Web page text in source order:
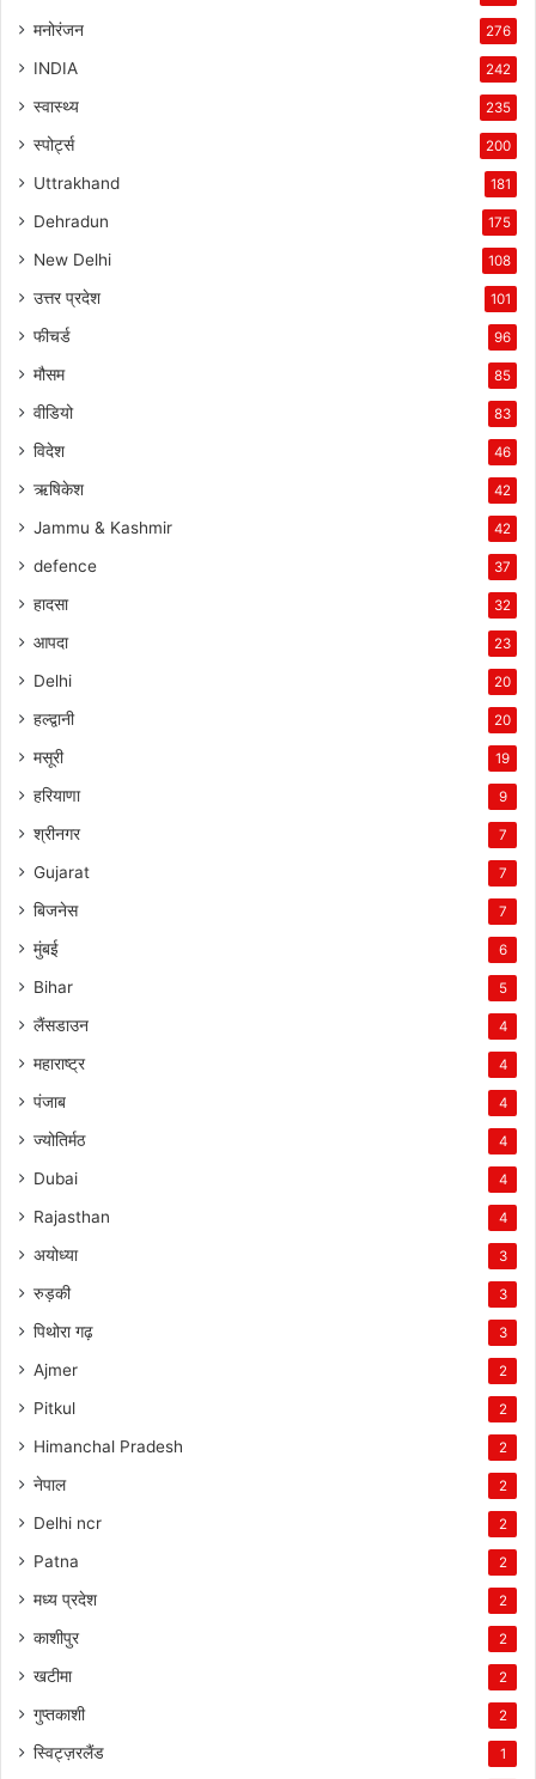
मनोरंजन 276
INDIA 242
स्वास्थ्य 235
स्पोर्ट्स 200
Uttrakhand 181
Dehradun 175
New Delhi 108
उत्तर प्रदेश 101
फीचर्ड 96
मौसम 85
वीडियो 83
विदेश 46
ऋषिकेश 42
Jammu & Kashmir 42
defence 37
हादसा 32
आपदा 23
Delhi 20
हल्द्वानी 20
मसूरी 19
हरियाणा 9
श्रीनगर 7
Gujarat 7
बिजनेस 7
मुंबई 6
Bihar 5
लैंसडाउन 4
महाराष्ट्र 4
पंजाब 4
ज्योतिर्मठ 4
Dubai 4
Rajasthan 4
अयोध्या 3
रुड़की 3
पिथोरा गढ़ 3
Ajmer 2
Pitkul 2
Himanchal Pradesh 2
नेपाल 2
Delhi ncr 2
Patna 2
मध्य प्रदेश 2
काशीपुर 2
खटीमा 2
गुप्तकाशी 2
स्विट्ज़रलैंड 1